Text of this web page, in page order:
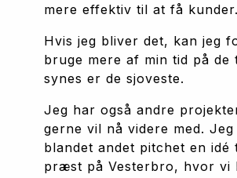
mere effektiv til at få kunder.
Hvis jeg bliver det, kan jeg
bruge mere af min tid på de
synes er de sjoveste.
Jeg har også andre
gerne vil nå videre med.
blandet andet pitchet en idé
præst på Vesterbro, hvor vi